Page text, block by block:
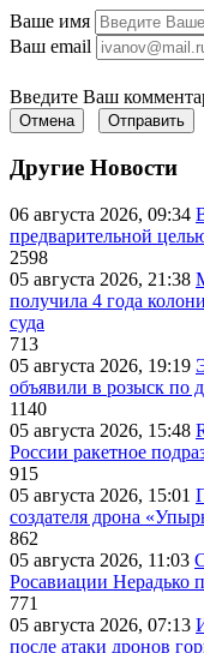
Ваше имя
Ваш email
Введите Ваш
Отмена Отправить
Другие Новости
06 августа 2026, 09:34
предварительной
2598
05 августа 2026, 21:38
получила 4 года
суда
713
05 августа 2026, 19:19
объявили в розыск по
1140
05 августа 2026, 15:48
России ракетное
915
05 августа 2026, 15:01
создателя дрона
862
05 августа 2026, 11:03
Росавиации Нерадько
771
05 августа 2026, 07:13
после атаки дронов